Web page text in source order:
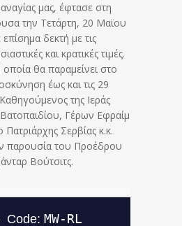
μας, έφτασε στη
την Τετάρτη, 20 Μαϊου
δεκτή με τις
και κρατικές τιμές.
θα παραμείνει στο
έως και τις 29
της Ιεράς
Γέρων Εφραίμ
Σερβίας κ.κ.
παρουσία του Προέδρου
Βούτσιτς.